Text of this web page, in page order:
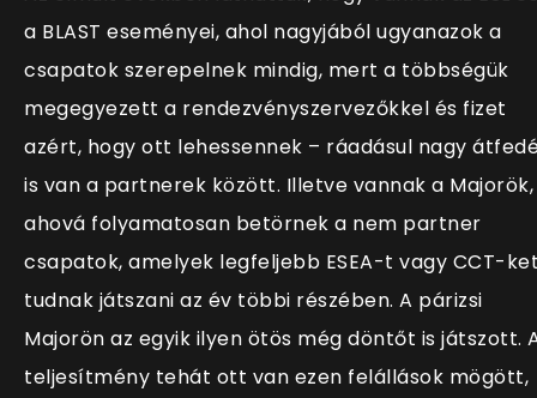
a BLAST eseményei, ahol nagyjából ugyanazok a
csapatok szerepelnek mindig, mert a többségük
megegyezett a rendezvényszervezőkkel és fizet
azért, hogy ott lehessennek – ráadásul nagy
is van a partnerek között. Illetve vannak a Majorök,
ahová folyamatosan betörnek a nem partner
csapatok, amelyek legfeljebb ESEA-t vagy CCT-
tudnak játszani az év többi részében. A párizsi
Majorön az egyik ilyen ötös még döntőt is játszott.
teljesítmény tehát ott van ezen felállások mögött,